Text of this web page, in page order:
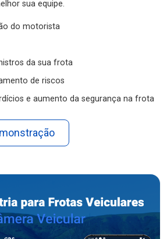
sua equipe.
do motorista
da sua frota
de riscos
e aumento da segurança na frota